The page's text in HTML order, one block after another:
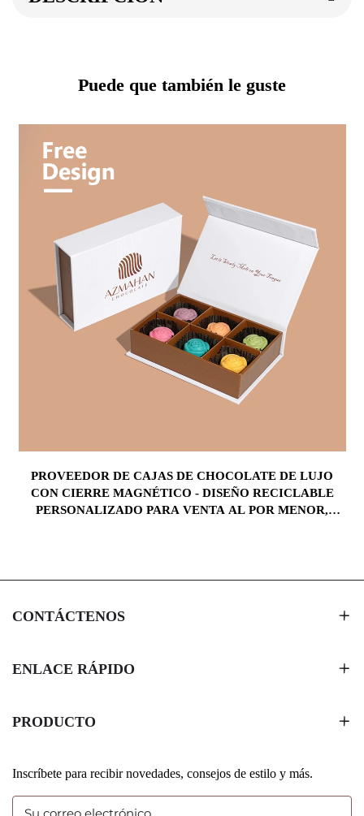
Puede que también le guste
PROVEEDOR DE CAJAS DE CHOCOLATE DE LUJO
CON CIERRE MAGNÉTICO - DISEÑO RECICLABLE
PERSONALIZADO PARA VENTA AL POR MENOR,
CONTÁCTENOS
ENLACE RÁPIDO
PRODUCTO
Inscríbete para recibir novedades, consejos de estilo y más.